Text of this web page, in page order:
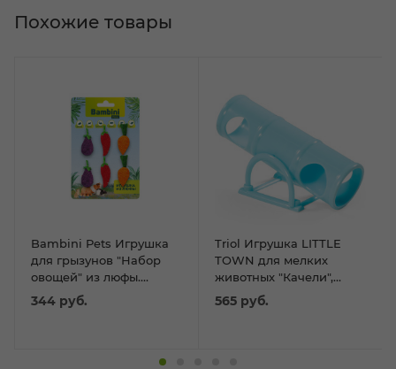
Bambini Pets Игрушка
для грызунов "Набор
овощей" из люфы.
Количество 6 шт
344 руб.
Triol Игрушка LITTLE
TOWN для мелких
животных "Качели",
165мм
565 руб.
Похожие товары